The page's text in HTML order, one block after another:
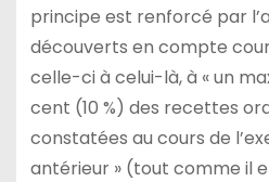
principe est renforcé par
découverts en compte
celle-ci à celui-là, à « un
cent (10 %) des recettes
constatées au cours de
antérieur » (tout comme il